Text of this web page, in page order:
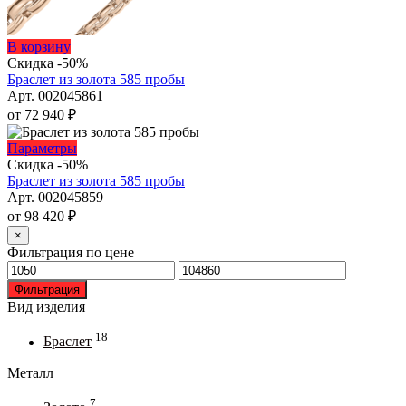
В корзинуЭтот
товар
имеет
несколько
вариаций.
Опции
можно
выбрать
на
странице
товара.
Скидка -50%
Браслет из золота 585 пробы
Арт. 002045861
от 72 940 ₽
ПараметрыЭтот
товар
имеет
несколько
выбрать
на
странице
товара.
Скидка -50%
Браслет из золота 585 пробы
Арт. 002045859
от 98 420 ₽
×
Фильтрация по цене
Минимальная
цена
Максимальная
цена
Фильтрация
Вид изделия
Браслет 18
Металл
7